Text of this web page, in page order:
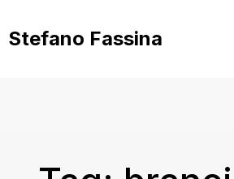
contenuto
Stefano Fassina